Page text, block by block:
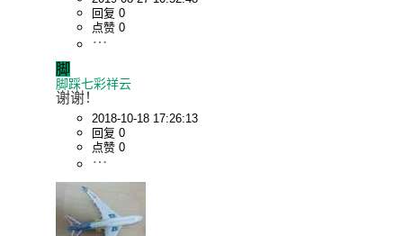
回复 0
点赞 0
脚
脚踩七彩祥云
谢谢！
2018-10-18 17:26:13
回复 0
点赞 0